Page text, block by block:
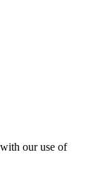
our use of